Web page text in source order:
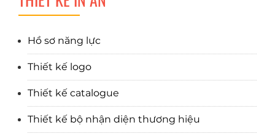
Hồ sơ năng lực
Thiết kế logo
Thiết kế catalogue
Thiết kế bộ nhận diện thương hiệu